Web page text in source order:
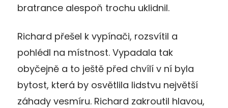
bratrance alespoň trochu uklidnil.
Richard přešel k vypínači, rozsvítil a
pohlédl na místnost. Vypadala tak
obyčejně a to ještě před chvílí v ní byla
bytost, která by osvětlila lidstvu největší
záhady vesmíru. Richard zakroutil hlavou,